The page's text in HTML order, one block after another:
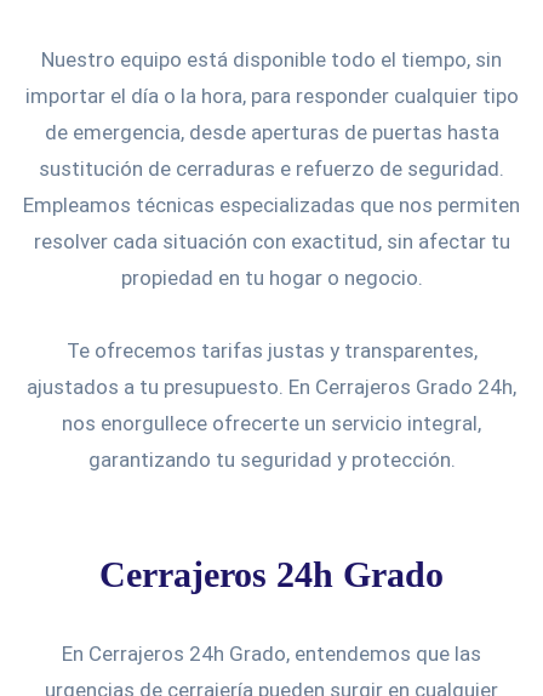
Nuestro equipo está disponible todo el tiempo, sin
importar el día o la hora, para responder cualquier tipo
de emergencia, desde aperturas de puertas hasta
sustitución de cerraduras e refuerzo de seguridad.
Empleamos técnicas especializadas que nos permiten
resolver cada situación con exactitud, sin afectar tu
propiedad en tu hogar o negocio.
Te ofrecemos tarifas justas y transparentes,
ajustados a tu presupuesto. En Cerrajeros Grado 24h,
nos enorgullece ofrecerte un servicio integral,
garantizando tu seguridad y protección.
Cerrajeros 24h Grado
En Cerrajeros 24h Grado, entendemos que las
urgencias de cerrajería pueden surgir en cualquier